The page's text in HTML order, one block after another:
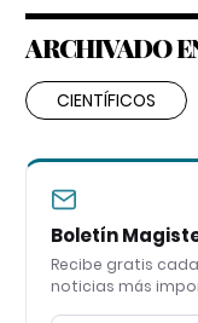
ARCHIVADO
CIENTÍFICOS
Boletín
Recibe gratis
noticias más